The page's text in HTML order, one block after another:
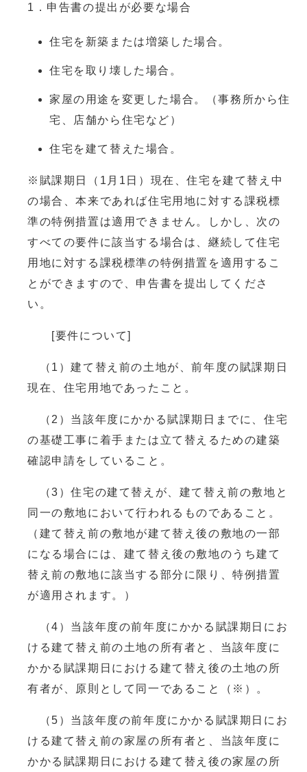
1．申告書の提出が必要な場合
住宅を新築または増築した場合。
住宅を取り壊した場合。
家屋の用途を変更した場合。（事務所から住
宅、店舗から住宅など）
住宅を建て替えた場合。
※賦課期日（1月1日）現在、住宅を建て替え中
の場合、本来であれば住宅用地に対する課税標
準の特例措置は適用できません。しかし、次の
すべての要件に該当する場合は、継続して住宅
用地に対する課税標準の特例措置を適用するこ
とができますので、申告書を提出してくださ
い。
[要件について]
（1）建て替え前の土地が、前年度の賦課期日
現在、住宅用地であったこと。
（2）当該年度にかかる賦課期日までに、住宅
の基礎工事に着手または立て替えるための建築
確認申請をしていること。
（3）住宅の建て替えが、建て替え前の敷地と
同一の敷地において行われるものであること。
（建て替え前の敷地が建て替え後の敷地の一部
になる場合には、建て替え後の敷地のうち建て
替え前の敷地に該当する部分に限り、特例措置
が適用されます。）
（4）当該年度の前年度にかかる賦課期日にお
ける建て替え前の土地の所有者と、当該年度に
かかる賦課期日における建て替え後の土地の所
有者が、原則として同一であること（※）。
（5）当該年度の前年度にかかる賦課期日にお
ける建て替え前の家屋の所有者と、当該年度に
かかる賦課期日における建て替え後の家屋の所